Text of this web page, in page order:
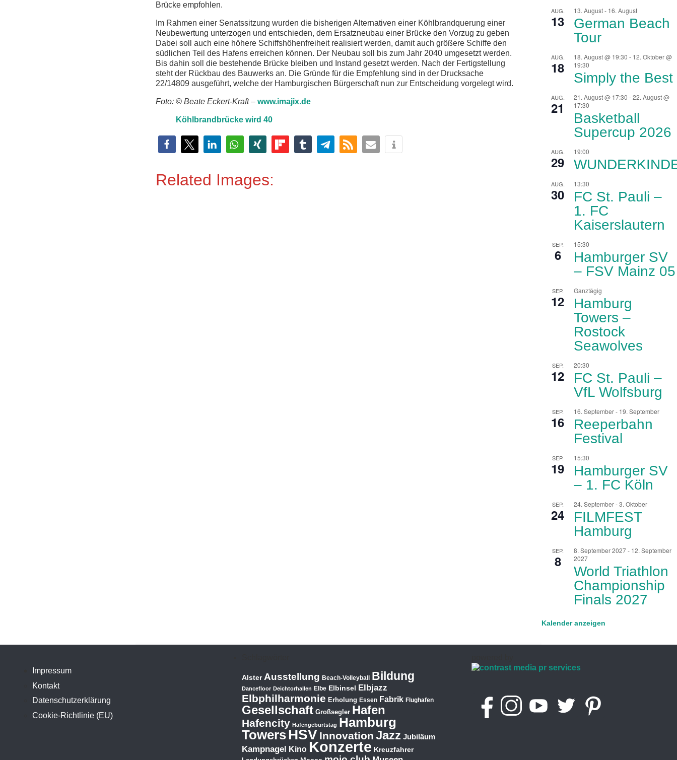
Brücke empfohlen.
Im Rahmen einer Senatssitzung wurden die bisherigen Alternativen einer Köhlbrandquerung einer
Neubewertung unterzogen und entschieden, dem Ersatzneubau einer Brücke den Vorzug zu geben
Dabei soll auch eine höhere Schiffshöhenfreiheit realisiert werden, damit auch größere Schiffe den
südlichen Teil des Hafens erreichen können. Der Neubau soll bis zum Jahr 2040 umgesetzt werden.
Bis dahin soll die bestehende Brücke bleiben und Instand gesetzt werden. Nach der Fertigstellung
steht der Rückbau des Bauwerks an. Die Gründe für die Empfehlung sind in der Drucksache
22/14809 ausgeführt, welche der Hamburgischen Bürgerschaft nun zur Entscheidung vorgelegt wird.
Foto: © Beate Eckert-Kraft– www.imajix.de
Köhlbrandbrücke wird 40
Related Images:
AUG.
13
13. August- 16. August
German Beach
Tour
AUG.
18
18. August @ 19:30 - 12. Oktober @
19:30
Simply the Best
AUG.
21
21. August @ 17:30 -22. August @
17:30
Basketball
Supercup 2026
AUG.
29
19:00
AUG.
30
13:30
FC St. Pauli –
1. FC
Kaiserslautern
SEP.
6
15:30
Hamburger SV
– FSV Mainz 05
SEP.
12
Ganztägig
Hamburg
Towers –
Rostock
Seawolves
SEP.
12
20:30
FC St. Pauli –
VfL Wolfsburg
SEP.
16
16. September- 19. September
Reeperbahn
Festival
SEP.
19
15:30
Hamburger SV
– 1. FC Köln
SEP.
24
24. September-3. Oktober
FILMFEST
Hamburg
SEP.
8
8. September 2027- 12. September
2027
World Triathlon
Championship
Finals 2027
Kalender anzeigen
Impressum
Kontakt
Datenschutzerklärung
Cookie-Richtlinie (EU)
Alster Ausstellung Beach-Volleyball Bildung
Dancefloor Deichtorhallen Elbe Elbinsel Elbjazz
Elbphilharmonie Erholung Essen Fabrik Flughafen
Gesellschaft Großsegler Hafen
Hafencity Hafengeburtstag Hamburg
TowersHSV Innovation Jazz Jubiläum
Kampnagel Kino Konzerte Kreuzfahrer